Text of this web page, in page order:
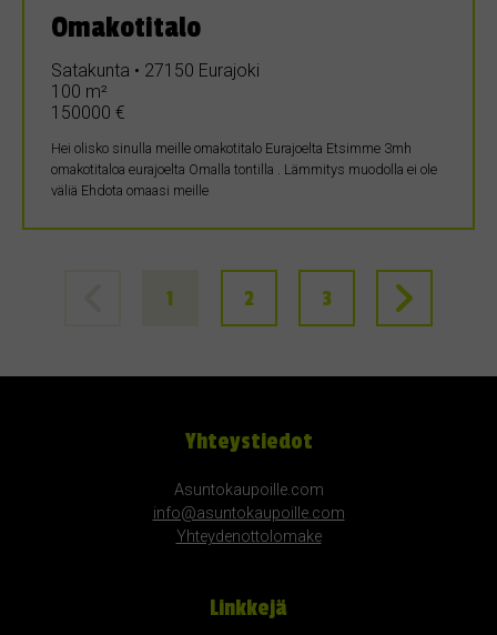
Omakotitalo
Satakunta • 27150 Eurajoki
100 m²
150000 €
Hei olisko sinulla meille omakotitalo Eurajoelta Etsimme 3mh
omakotitaloa eurajoelta Omalla tontilla . Lämmitys muodolla ei ole
väliä Ehdota omaasi meille
1 2 3
Yhteystiedot
Asuntokaupoille.com
info@asuntokaupoille.com
Yhteydenottolomake
Linkkejä